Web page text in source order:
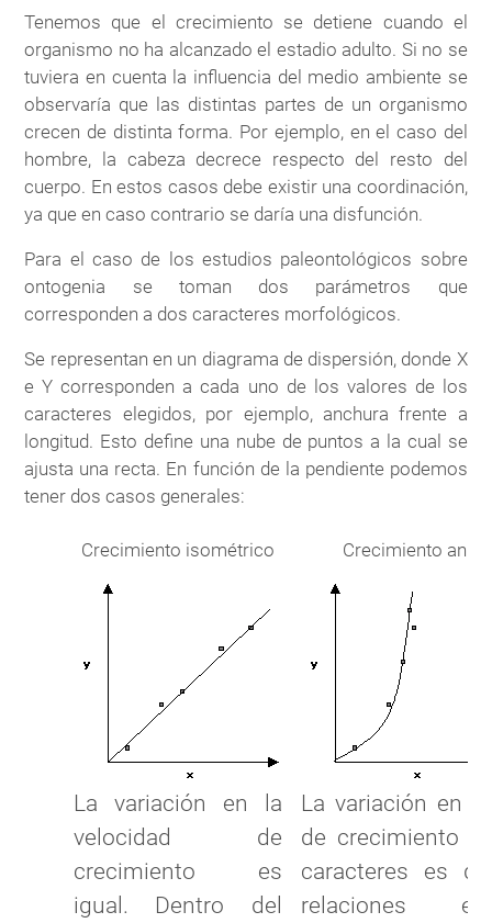
Tenemos que el crecimiento se detiene cuando el
organismo no ha alcanzado el estadio adulto. Si no se
tuviera en cuenta la influencia del medio ambiente se
observaría que las distintas partes de un organismo
crecen de distinta forma. Por ejemplo, en el caso del
hombre, la cabeza decrece respecto del resto del
cuerpo. En estos casos debe existir una coordinación,
ya que en caso contrario se daría una disfunción.
Para el caso de los estudios paleontológicos sobre
ontogenia se toman dos parámetros que
corresponden a dos caracteres morfológicos.
Se representan en un diagrama de dispersión, donde X
e Y corresponden a cada uno de los valores de los
caracteres elegidos, por ejemplo, anchura frente a
longitud. Esto define una nube de puntos a la cual se
ajusta una recta. En función de la pendiente podemos
tener dos casos generales:
Crecimiento isométrico Crecimiento
La variación en la
velocidad de
crecimiento es
igual. Dentro del
La variación en
de crecimiento
caracteres es
relaciones